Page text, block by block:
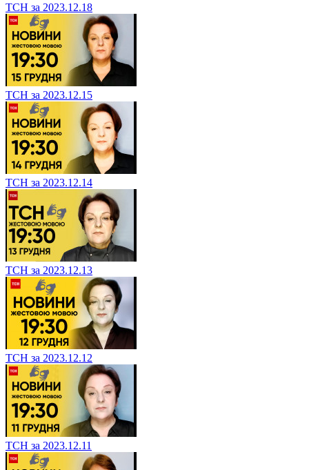
ТСН за 2023.12.18
ТСН за 2023.12.15
ТСН за 2023.12.14
ТСН за 2023.12.13
ТСН за 2023.12.12
ТСН за 2023.12.11